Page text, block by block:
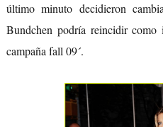
último minuto decidieron
Bundchen podría reincidir
campaña fall 09´.